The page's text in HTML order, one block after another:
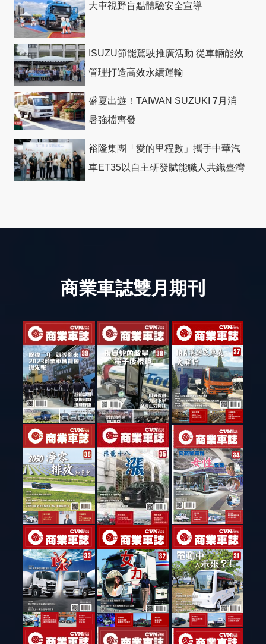
大車視野盲點體驗安全宣導
ISUZU節能駕駛推廣活動 從車輛能效
管理打造高效永續運輸
盛夏出遊！TAIWAN SUZUKI 7月消
暑強檔齊發
裕隆集團「愛的里程數」攜手中華汽
車ET35以自主研發賦能職人共織臺灣
商業車誌雙月期刊